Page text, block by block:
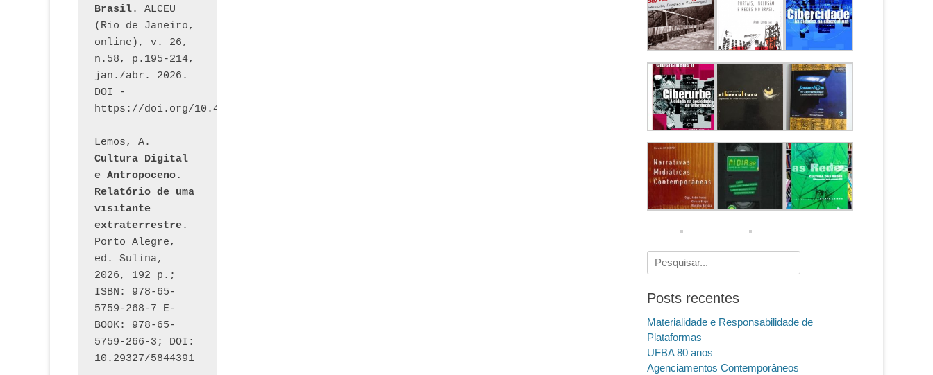
Pesquisar
por:
Posts recentes
Materialidade e Responsabilidade de
Plataformas
UFBA 80 anos
Agenciamentos Contemporâneos
Brasil. ALCEU
(Rio de Janeiro,
online), v. 26,
n.58, p.195-214,
jan./abr. 2026.
DOI -
https://doi.org/10.46391/ALCEU.v26.ed58.2026.528
Cultura Digital
e Antropoceno.
Relatório de uma
visitante
extraterrestre.
Porto Alegre,
ed. Sulina,
2026, 192 p.;
ISBN: 978-65-
5759-268-7 E-
BOOK: 978-65-
5759-266-3; DOI:
10.29327/5844391